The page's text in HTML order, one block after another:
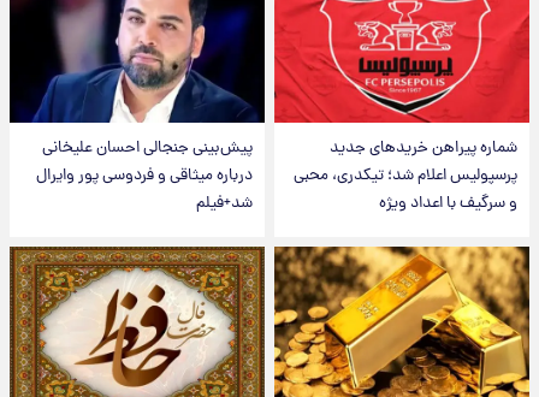
شماره پیراهن خریدهای جدید
پرسپولیس اعلام شد؛ تیکدری، محبی
و سرگیف با اعداد ویژه
پیش‌بینی جنجالی احسان علیخانی
درباره میثاقی و فردوسی پور وایرال
شد+فیلم